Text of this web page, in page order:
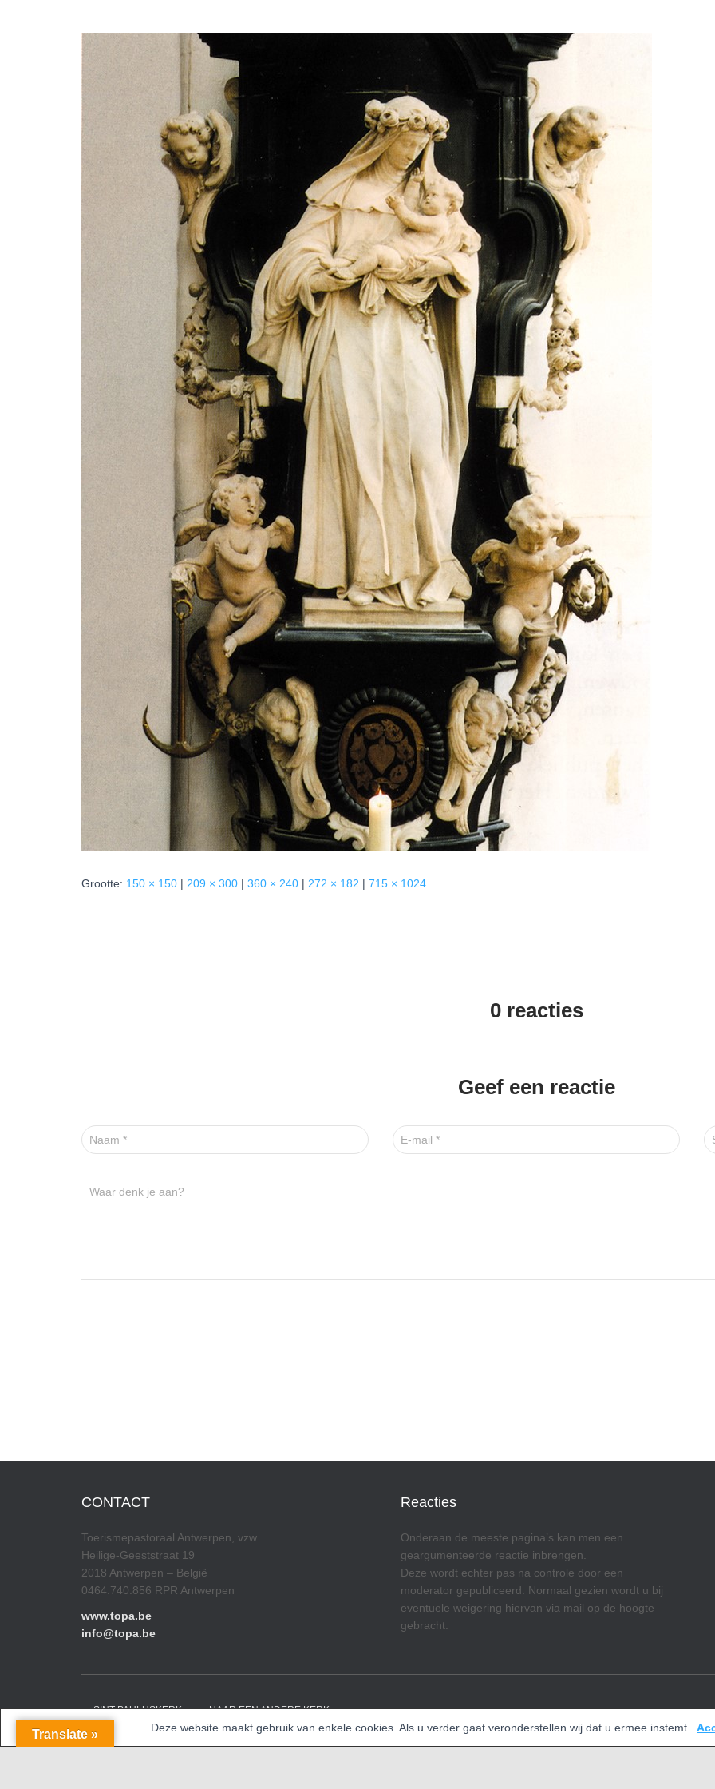
Grootte: 150 × 150 | 209 × 300 | 360 × 240 | 272 × 182 | 715 × 1024
0 reacties
Geef een reactie
Naam * E-mail *
Waar denk je aan?
CONTACT
Toerismepastoraal Antwerpen, vzw
Heilige-Geeststraat 19
2018 Antwerpen – België
0464.740.856 RPR Antwerpen
www.topa.be
info@topa.be
Reacties
Onderaan de meeste pagina’s kan men een
geargumenteerde reactie inbrengen.
Deze wordt echter pas na controle door een
moderator gepubliceerd. Normaal gezien wordt u bij
eventuele weigering hiervan via mail op de hoogte
gebracht.
SINT-PAULUSKERK NAAR EEN ANDERE KERK
Translate » Deze website maakt gebruik van enkele cookies. Als u verder gaat veronderstellen wij dat u ermee instemt.